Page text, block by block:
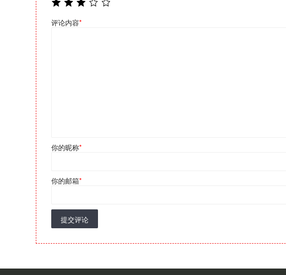
评论内容*
你的昵称*
你的邮箱*
提交评论